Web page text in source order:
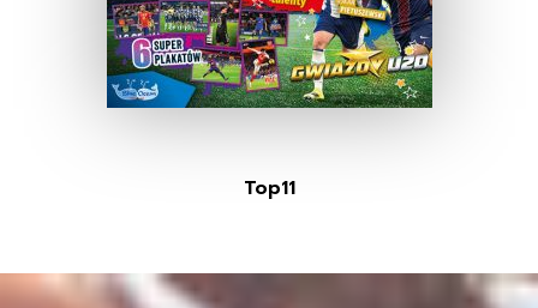
Top11